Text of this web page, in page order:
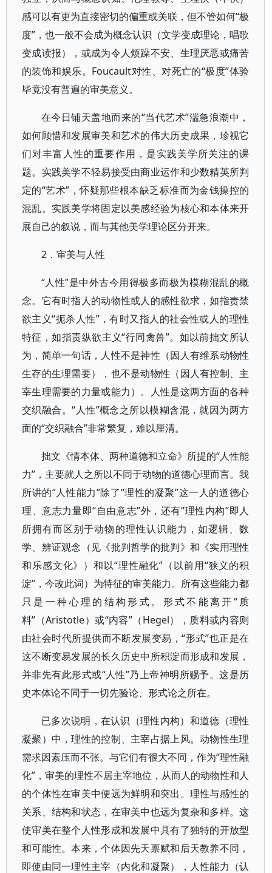
感可以有更为直接密切的偏重或关联，但不管如何“极
度”，也一般不会成为概念认识（文学变成理论，唱歌
变成读报），或成为令人烦躁不安、生理厌恶或痛苦
的装饰和娱乐。Foucault对性、对死亡的“极度”体验
毕竟没有普遍的审美意义。
在今日铺天盖地而来的“当代艺术”湍急浪潮中，
如何顾惜和发展审美和艺术的伟大历史成果，珍视它
们对丰富人性的重要作用，是实践美学所关注的课
题。实践美学不轻易接受由商业运作和少数精英所判
定的“艺术”，怀疑那些根本缺乏标准而为金钱操控的
混乱。实践美学将固定以美感经验为核心和本体来开
展自己的叙说，而与其他美学理论区分开来。
2．审美与人性
“人性”是中外古今用得极多而极为模糊混乱的概
念。它有时指人的动物性或人的感性欲求，如指责禁
欲主义“扼杀人性”，有时又指人的社会性或人的理性
特征，如指责纵欲主义“行同禽兽”。如以前拙文所认
为，简单一句话，人性不是神性（因人有维系动物性
生存的生理需要），也不是动物性（因人有控制、主
宰生理需要的力量或能力）。人性是这两方面的各种
交织融合。“人性”概念之所以模糊含混，就因为两方
面的“交织融合”非常繁复，难以厘清。
拙文《情本体、两种道德和立命》所提的“人性能
力”，主要就人之所以不同于动物的道德心理而言。我
所讲的“人性能力”除了“理性的凝聚”这一人的道德心
理、意志力量即“自由意志”外，还有“理性内构”即人
所拥有而区别于动物的理性认识能力，如逻辑、数
学、辨证观念（见《批判哲学的批判》和《实用理性
和乐感文化》）和以“理性融化”（以前用“狭义的积
淀”，今改此词）为特征的审美能力。所有这些能力都
只是一种心理的结构形式。形式不能离开“质
料”（Aristotle）或“内容”（Hegel），质料或内容则
由社会时代所提供而不断发展变易，“形式”也正是在
这不断变易发展的长久历史中所积淀而形成和发展，
并非先有此形式或“人性”乃上帝神明所赐予。这是历
史本体论不同于一切先验论、形式论之所在。
已多次说明，在认识（理性内构）和道德（理性
凝聚）中，理性的控制、主宰占据上风。动物性生理
需求因素压而不张。与它们有很大不同，作为“理性融
化”，审美的理性不居主宰地位，从而人的动物性和人
的个体性在审美中便远为鲜明和突出。理性与感性的
关系、结构和状态，在审美中也远为复杂和多样。这
使审美在整个人性形成和发展中具有了独特的开放型
和可能性。本来，个体因先天禀赋和后天教养不同，
即使由同一理性主宰（内化和凝聚），人性能力（认